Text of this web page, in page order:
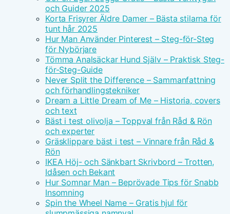
och Guider 2025
Korta Frisyrer Äldre Damer – Bästa stilarna för
tunt hår 2025
Hur Man Använder Pinterest – Steg-för-Steg
för Nybörjare
Tömma Analsäckar Hund Själv – Praktisk Steg-
för-Steg-Guide
Never Split the Difference – Sammanfattning
och förhandlingstekniker
Dream a Little Dream of Me – Historia, covers
och text
Bäst i test olivolja – Toppval från Råd & Rön
och experter
Gräsklippare bäst i test – Vinnare från Råd &
Rön
IKEA Höj- och Sänkbart Skrivbord – Trotten,
Idåsen och Bekant
Hur Somnar Man – Beprövade Tips för Snabb
Insomning
Spin the Wheel Name – Gratis hjul för